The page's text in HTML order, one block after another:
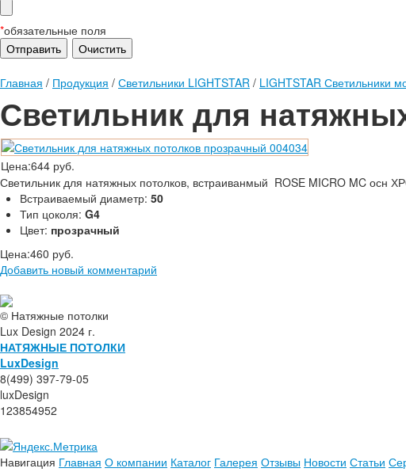
*обязательные поля
Главная / Продукция / Светильники LIGHTSTAR / LIGHTSTAR Светильники
Светильник для
Цена:644 руб.
Светильник для натяжных потолков, встраиванмый ROSE MICRO MC осн
Встраиваемый диаметр: 50
Тип цоколя: G4
Цвет: прозрачный
Цена:460 руб.
Добавить новый комментарий
© Натяжные потолки
Lux Design 2024 г.
НАТЯЖНЫЕ ПОТОЛКИ
LuxDesign
8(499) 397-79-05
luxDesign
123854952
Навигация Главная О компании Каталог Галерея Отзывы Новости Статьи